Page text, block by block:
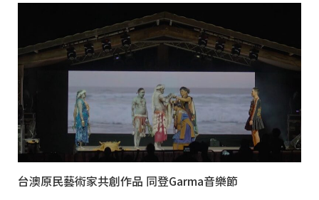
台澳原民藝術家共創作品 同登Garma音樂節